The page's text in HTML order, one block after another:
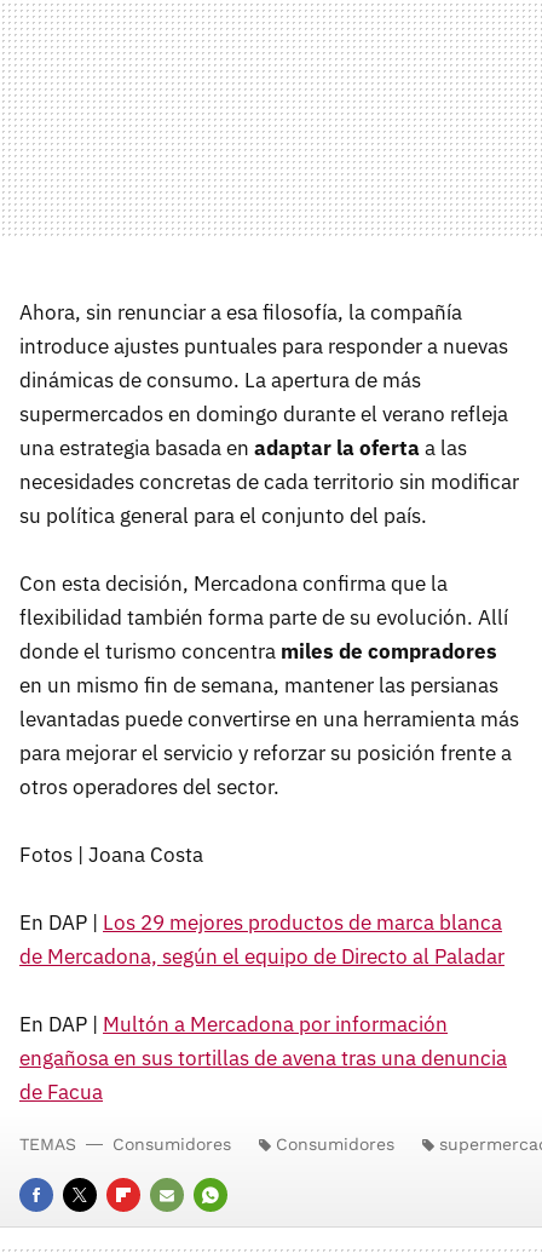
Ahora, sin renunciar a esa filosofía, la compañía
introduce ajustes puntuales para responder a nuevas
dinámicas de consumo. La apertura de más
supermercados en domingo durante el verano refleja
una estrategia basada en adaptar la ofertaa las
necesidades concretas de cada territorio sin modificar
su política general para el conjunto del país.
Con esta decisión, Mercadona confirma que la
flexibilidad también forma parte de su evolución. Allí
donde el turismo concentra miles de compradores
en un mismo fin de semana, mantener las persianas
levantadas puede convertirse en una herramienta más
para mejorar el servicio y reforzar su posición frente a
otros operadores del sector.
Fotos | Joana Costa
En DAP | Los 29 mejores productos de marca blanca
de Mercadona, según el equipo de Directo al Paladar
En DAP | Multón a Mercadona por información
engañosa en sus tortillas de avena tras una denuncia
de Facua
FACEBOOK
TWITTERFLIPBOARD
E-
WHATSAPP
TEMAS Consumidores Consumidores